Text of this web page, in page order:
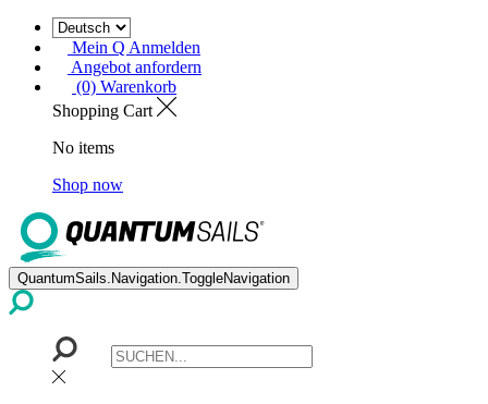
Mein Q Anmelden
Angebot anfordern
(0) Warenkorb
Shopping Cart
No items
Shop now
QuantumSails.Navigation.ToggleNavigation